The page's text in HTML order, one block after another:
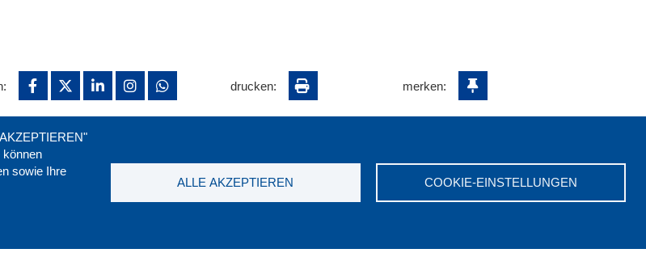
können
sowie Ihre
COOKIE-EINSTELLUNGEN
ALLE AKZEPTIEREN
drucken: merken: